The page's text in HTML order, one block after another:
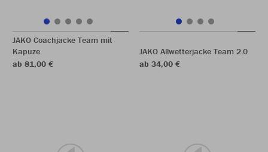
JAKO Coachjacke Team mit
Kapuze
ab 81,00 €
JAKO Allwetterjacke Team 2.0
ab 34,00 €